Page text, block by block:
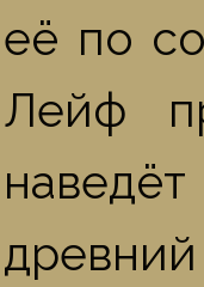
её по
Лейф